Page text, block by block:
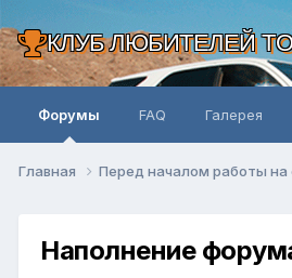
КЛУБ ЛЮБИТЕЛЕЙ
Форумы FAQ Галерея
Главная Перед началом работы на
Наполнение